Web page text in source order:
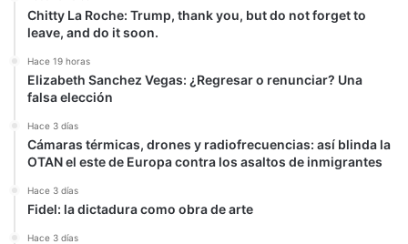
Chitty La Roche: Trump, thank you, but do not forget to
leave, and do it soon.
Hace 19 horas
Elizabeth Sanchez Vegas: ¿Regresar o renunciar? Una
falsa elección
Hace 3 días
Cámaras térmicas, drones y radiofrecuencias: así blinda la
OTAN el este de Europa contra los asaltos de inmigrantes
Hace 3 días
Fidel: la dictadura como obra de arte
Hace 3 días